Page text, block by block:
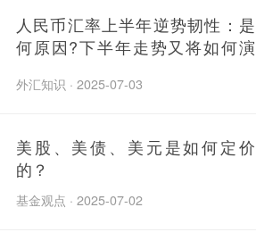
人民币汇率上半年逆势韧性：是
何原因?下半年走势又将如何演
外汇知识 · 2025-07-03
美股、美债、美元是如何定价
的？
基金观点 · 2025-07-02